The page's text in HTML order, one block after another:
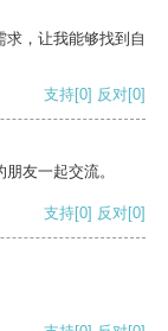
，让我能够找到自
支持[0] 反对[0]
友一起交流。
支持[0] 反对[0]